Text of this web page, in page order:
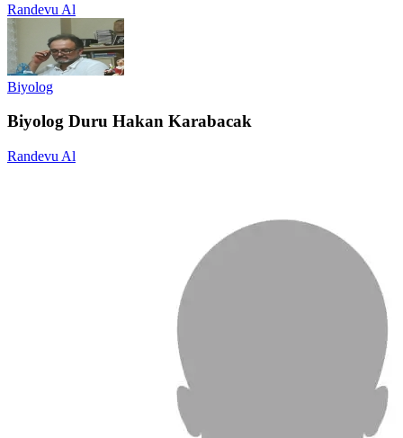
Randevu Al
Biyolog
Biyolog Duru Hakan Karabacak
Randevu Al